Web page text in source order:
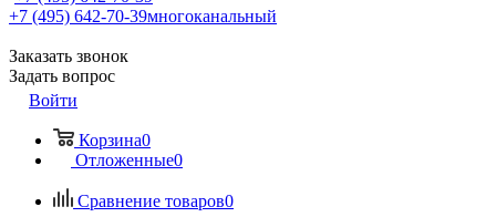
+7 (495) 642-70-39многоканальный
Заказать звонок
Задать вопрос
Войти
Корзина0
Отложенные0
Сравнение товаров0